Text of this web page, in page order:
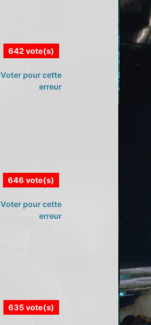
642 vote(s)
Voter pour cette
erreur
646 vote(s)
Voter pour cette
erreur
635 vote(s)